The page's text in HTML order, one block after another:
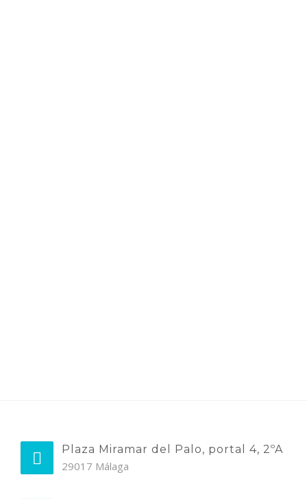
Plaza Miramar del Palo, portal 4, 2ºA
29017 Málaga